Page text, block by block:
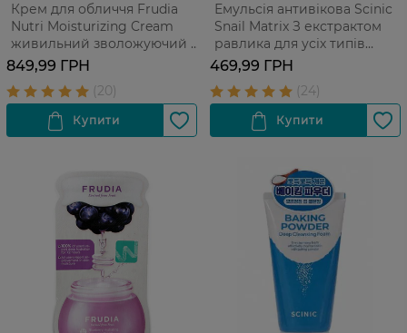
Крем для обличчя Frudia
Nutri Moisturizing Cream
живильний зволожуючий з
гранатом Для усіх типів
шкіри
849,99 ГРН
Емульсія антивікова Scinic
Snail Matrix З екстрактом
равлика для усіх типів
шкіри 150 мл
469,99 ГРН